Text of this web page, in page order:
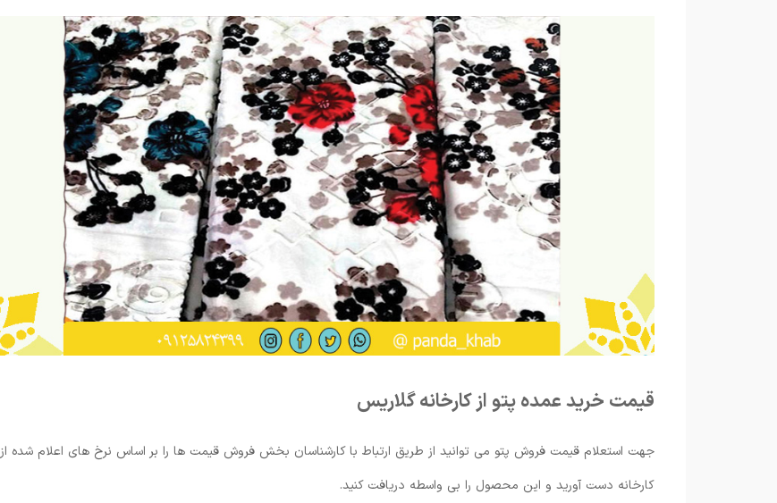
قیمت خرید عمده پتو از کارخانه گلاریس
جهت استعلام قیمت فروش پتو می توانید از طریق ارتباط با کارشناسان بخش فروش قیمت ها را بر اساس نرخ های اعلام شده از
کارخانه دست آورید و این محصول را بی واسطه دریافت کنید.